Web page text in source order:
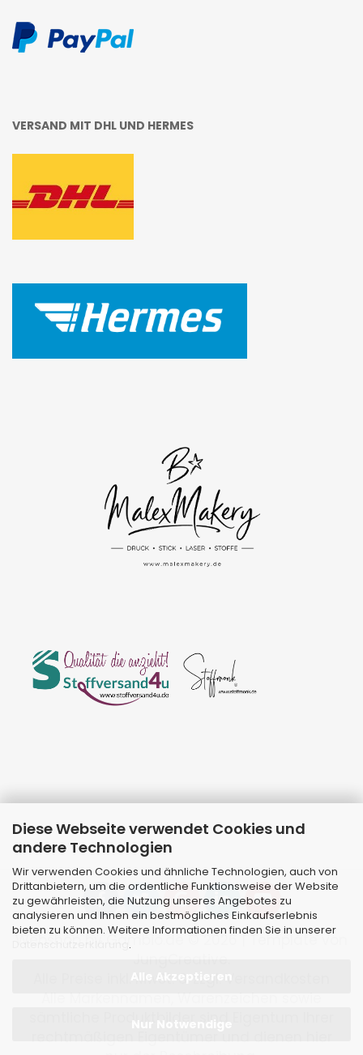
Diese Webseite verwendet Cookies und
andere Technologien
Wir verwenden Cookies und ähnliche Technologien, auch von
Drittanbietern, um die ordentliche Funktionsweise der Website
zu gewährleisten, die Nutzung unseres Angebotes zu
analysieren und Ihnen ein bestmögliches Einkaufserlebnis
bieten zu können. Weitere Informationen finden Sie in unserer
.
Alle Akzeptieren
Nur Notwendige
VERSAND MIT DHL UND HERMES
Webshopby Gambio.de © 2026 | Template von
Alle Preise inkl. MwSt. & zzgl. Versandkosten
sämtliche Produktbilder sind Eigentum Ihrer